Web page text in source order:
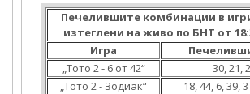
Печелившите комбинации в
изтеглени на живо по БНТ от
Игра
„Тото 2 - 6 от 42“
30, 21,
„Тото 2 - Зодиак“
18, 44, 6, 39,